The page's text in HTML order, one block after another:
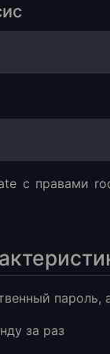
с правами
пароль,
за раз